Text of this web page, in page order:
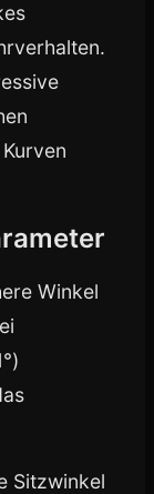
Winkel
Sitzwinkel